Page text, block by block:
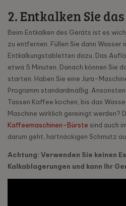
2. Entkalken Sie
Beim Entkalken des Geräts ist es
zu entfernen. Füllen Sie dann Wasser
Entkalkungstabletten dazu. Das
etwa 5 Minuten. Danach können Sie
starten. Haben Sie eine Jura-
Programm standardmäßig.
Tassen Kaffee kochen, bis das
Maschine wirklich gereinigt werden?
Kaffeemaschinen-Bürste sind auch
darum geht, hartnäckigen Schmutz
Achtung: Verwenden Sie keinen
Kalkablagerungen und kann Ihr